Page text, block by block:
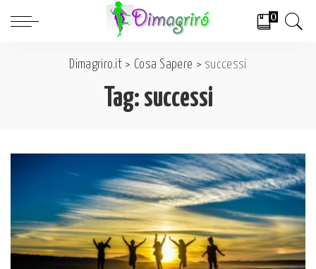
0
Dimagriro.it > Cosa Sapere > successi
Tag: successi